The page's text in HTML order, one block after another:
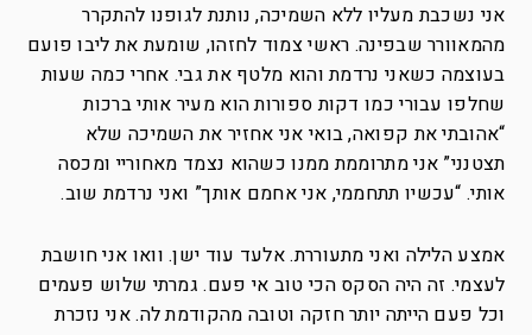
אני נשכבת מעליו ללא השמיכה, נותנת לגופנו להתקרר
מהמאוורר שבפינה. ראשי צמוד לחזהו, שומעת את ליבו פועם
בעוצמה כשאני נרדמת והוא מלטף את גבי. אחרי כמה שעות
שחלפו עבורי כמו דקות ספורות הוא מעיר אותי ברכות
“אהובתי את קפואה, בואי אני אחזיר את השמיכה שלא
תצטנני” אני מתרוממת ממנו כשהוא נצמד מאחוריי ומכסה
אותי. “עכשיו תתחממי, אני אחמם אותך” ואני נרדמת שוב.
אמצע הלילה ואני מתעוררת. אלעד עוד ישן. וואו אני חושבת
לעצמי. זה היה הסקס הכי טוב אי פעם. גמרתי שלוש פעמים
וכל פעם הייתה יותר חזקה וטובה מהקודמת לה. אני נזכרת